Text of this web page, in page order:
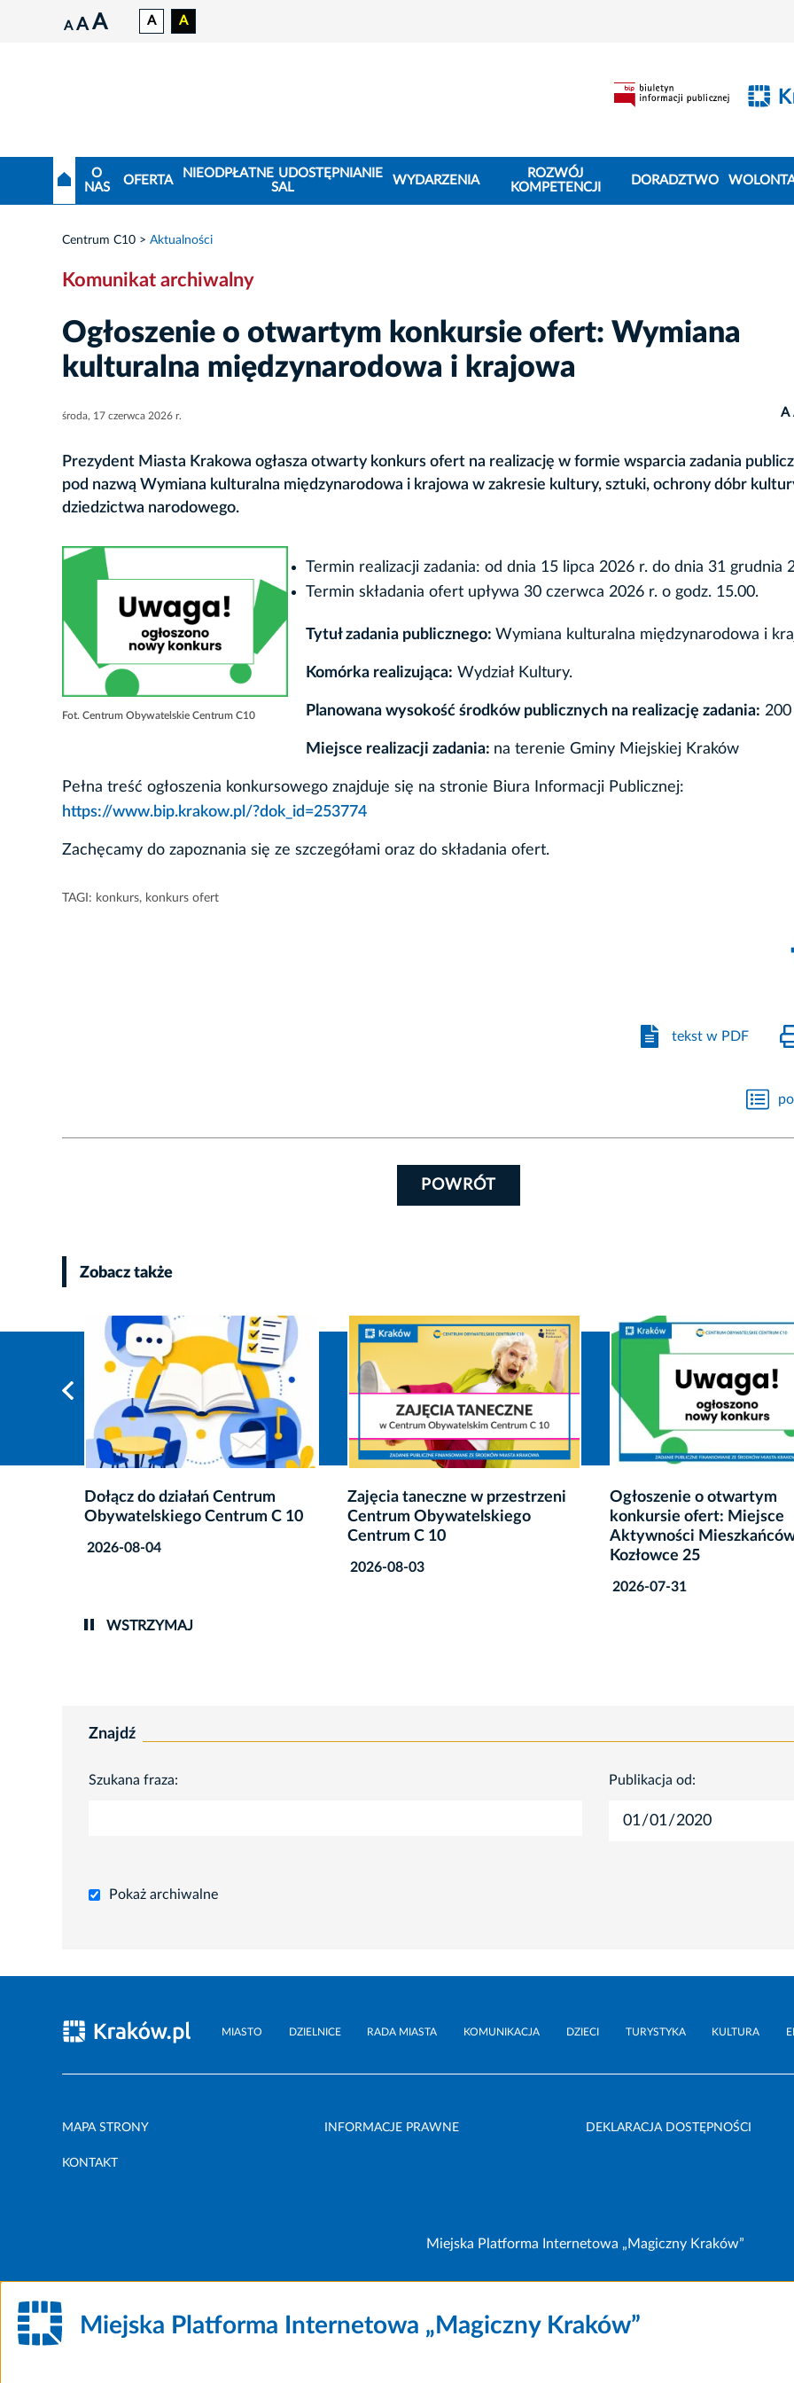
A A A A A
O
NAS
OFERTA
NIEODPŁATNE UDOSTĘPNIANIE
SAL
WYDARZENIA
ROZWÓJ
KOMPETENCJI
DORADZTWO
Centrum C10 Aktualności
Komunikat archiwalny
Ogłoszenie o otwartym konkursie ofert: Wymiana
kulturalna międzynarodowa i krajowa
środa, 17 czerwca 2026 r. A
Prezydent Miasta Krakowa ogłasza otwarty konkurs ofert na realizację w formie wsparcia zadania
pod nazwą Wymiana kulturalna międzynarodowa i krajowa w zakresie kultury, sztuki, ochrony dóbr
dziedzictwa narodowego.
Fot. Centrum Obywatelskie Centrum C10
Termin realizacji zadania: od dnia 15 lipca 2026 r. do dnia 31 grudnia
Termin składania ofert upływa 30 czerwca 2026 r. o godz. 15.00.
Tytuł zadania publicznego: Wymiana kulturalna międzynarodowa i
Komórka realizująca: Wydział Kultury.
Planowana wysokość środków publicznych na realizację zadania: 200
Miejsce realizacji zadania: na terenie Gminy Miejskiej Kraków
Pełna treść ogłoszenia konkursowego znajduje się na stronie Biura Informacji Publicznej:
https://www.bip.krakow.pl/?dok_id=253774
Zachęcamy do zapoznania się ze szczegółami oraz do składania ofert.
TAGI: konkurs, konkurs ofert
tekst w PDF
POWRÓT
Zobacz także
Zajęcia taneczne w przestrzeni
Centrum Obywatelskiego
Ogłoszenie o otwartym
konkursie ofert: Miejsce
Aktywności Mieszkańców Na
,,Klub Dialogu AGORA'' -
sierpniowe spotkania
dyskusyjnego w Centrum
Obywatelskim Centrum C
2026-07-31
WSTRZYMAJ
Znajdź
Szukana fraza: Publikacja od:
Pokaż archiwalne
MIASTO DZIELNICE RADA MIASTA KOMUNIKACJA DZIECI TURYSTYKA KULTURA
MAPA STRONY INFORMACJE PRAWNE DEKLARACJA DOSTĘPNOŚCI
KONTAKT
Miejska Platforma Internetowa „Magiczny Kraków”
Miejska Platforma Internetowa „Magiczny Kraków”